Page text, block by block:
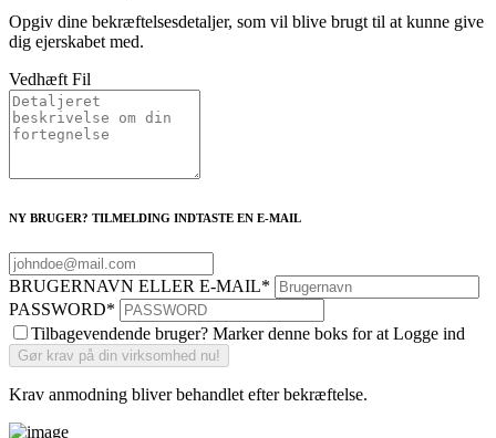
Opgiv dine bekræftelsesdetaljer, som vil blive brugt til at kunne give
dig ejerskabet med.
Vedhæft Fil
NY BRUGER? TILMELDING INDTASTE EN E-MAIL
BRUGERNAVN ELLER E-MAIL*
PASSWORD*
Tilbagevendende bruger? Marker denne boks for at Logge ind
Krav anmodning bliver behandlet efter bekræftelse.